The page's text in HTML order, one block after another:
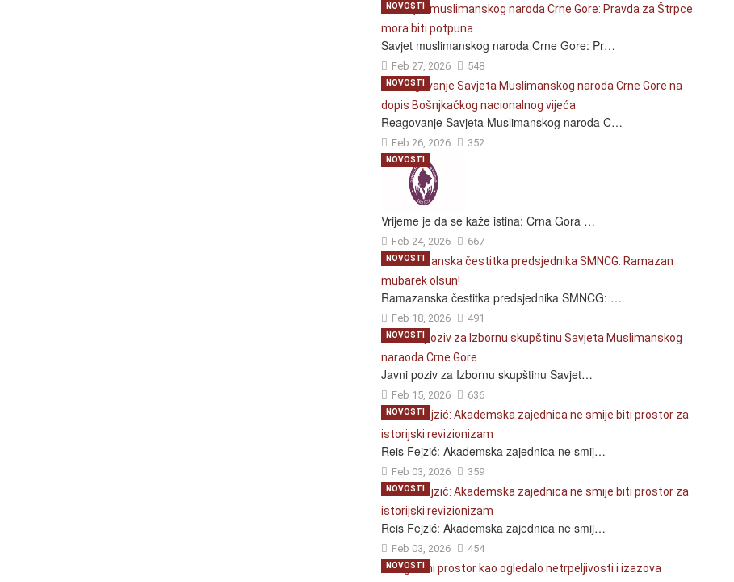
Savjet muslimanskog naroda Crne Gore: Pr…
Feb 27, 2026 548
NOVOSTI
Reagovanje Savjeta Muslimanskog naroda C…
Feb 26, 2026 352
NOVOSTI
Vrijeme je da se kaže istina: Crna Gora …
Feb 24, 2026 667
NOVOSTI
Ramazanska čestitka predsjednika SMNCG: …
Feb 18, 2026 491
NOVOSTI
Javni poziv za Izbornu skupštinu Savjet…
Feb 15, 2026 636
NOVOSTI
Reis Fejzić: Akademska zajednica ne smij…
Feb 03, 2026 359
NOVOSTI
Reis Fejzić: Akademska zajednica ne smij…
Feb 03, 2026 454
NOVOSTI
NOVOSTI